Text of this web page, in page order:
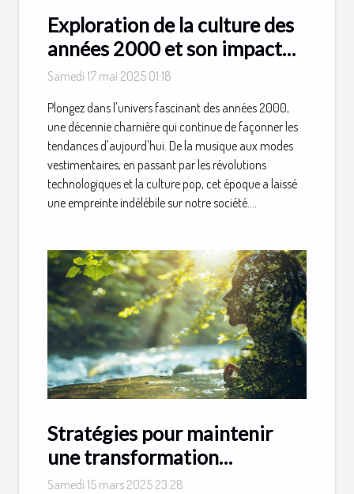
Exploration de la culture des
années 2000 et son impact
sur les tendances actuelles
Samedi 17 mai 2025 01:18
Plongez dans l'univers fascinant des années 2000,
une décennie charnière qui continue de façonner les
tendances d'aujourd'hui. De la musique aux modes
vestimentaires, en passant par les révolutions
technologiques et la culture pop, cet époque a laissé
une empreinte indélébile sur notre société....
Stratégies pour maintenir
une transformation
personnelle durable
Samedi 15 mars 2025 23:28